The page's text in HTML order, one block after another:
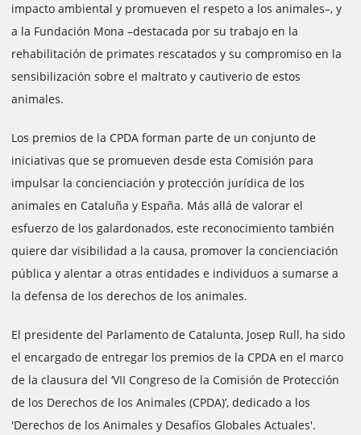
impacto ambiental y promueven el respeto a los animales–, y
a la Fundación Mona –destacada por su trabajo en la
rehabilitación de primates rescatados y su compromiso en la
sensibilización sobre el maltrato y cautiverio de estos
animales.
Los premios de la CPDA forman parte de un conjunto de
iniciativas que se promueven desde esta Comisión para
impulsar la concienciación y protección jurídica de los
animales en Cataluña y España. Más allá de valorar el
esfuerzo de los galardonados, este reconocimiento también
quiere dar visibilidad a la causa, promover la concienciación
pública y alentar a otras entidades e individuos a sumarse a
la defensa de los derechos de los animales.
El presidente del Parlamento de Catalunta, Josep Rull, ha sido
el encargado de entregar los premios de la CPDA en el marco
de la clausura del ‘VII Congreso de la Comisión de Protección
de los Derechos de los Animales (CPDA)’, dedicado a los
'Derechos de los Animales y Desafíos Globales Actuales'.